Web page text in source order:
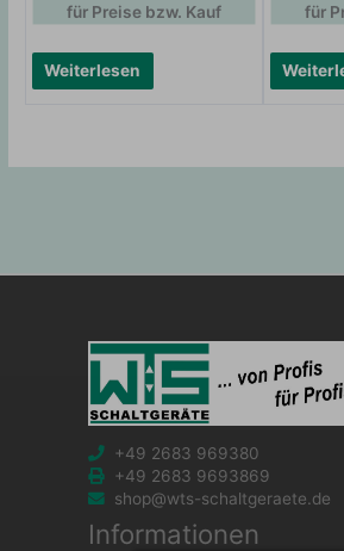
Weiterlesen
für Preise bzw. Kauf
für
+49 2683 969380
+49 2683 9693869
shop@wts-schaltgeraete.de
Informationen